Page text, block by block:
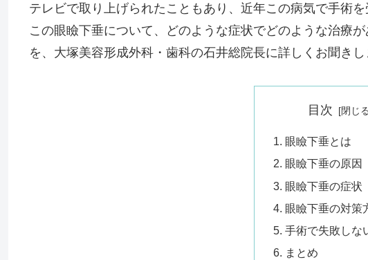
テレビで取り上げられたこともあり、近年この病気で手術を
この眼瞼下垂について、どのような症状でどのような治療
を、大塚美容形成外科・歯科の石井総院長に詳しくお聞きし
目次
眼瞼下垂とは
眼瞼下垂の原因
眼瞼下垂の症状
眼瞼下垂の対策
手術で失敗しな
まとめ